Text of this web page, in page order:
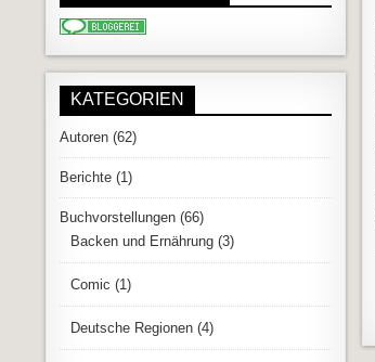
KATEGORIEN
Autoren (62)
Berichte (1)
Buchvorstellungen (66)
Backen und Ernährung (3)
Comic (1)
Deutsche Regionen (4)